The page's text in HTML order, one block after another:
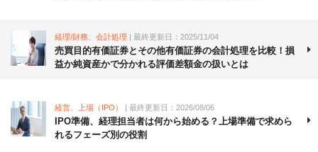
経理/財務、会計処理 | 最終更新日：2025/11/04
売買目的有価証券とその他有価証券の会計処理を比較！損
益か純資産かで分かれる評価差額金の扱いとは
経営、上場（IPO） | 最終更新日：2026/08/06
IPO準備、経理担当者は何から始める？上場準備で求めら
れるフェーズ別の役割